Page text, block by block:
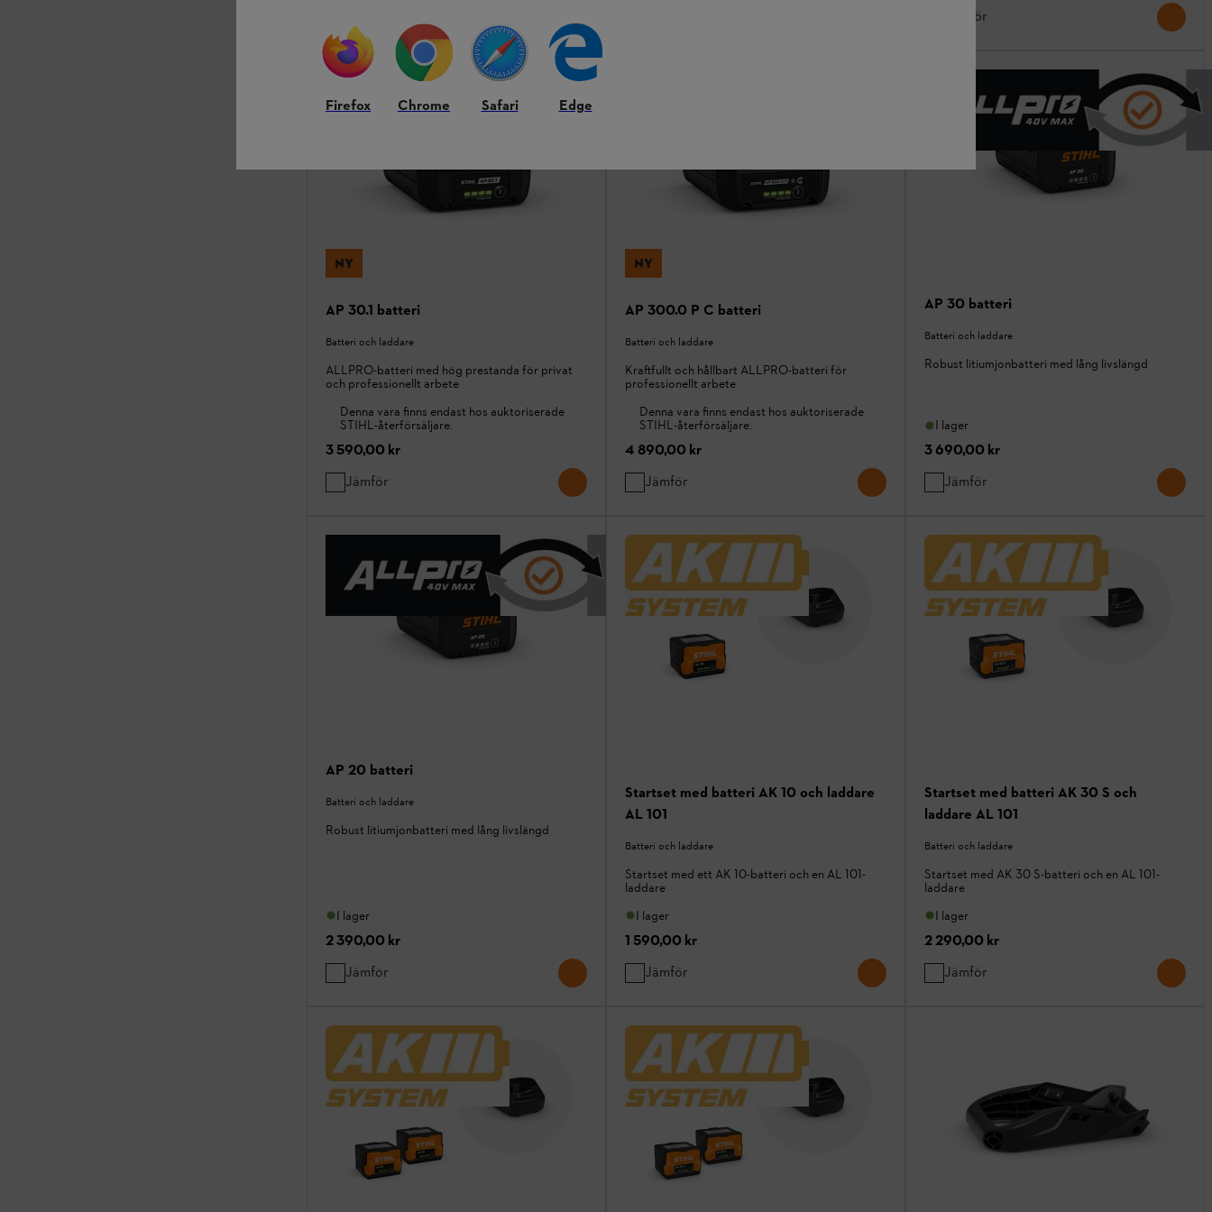
Jämför
NY
AP 30.1 batteri
Batteri och laddare
ALLPRO-batteri med hög prestanda för privat
och professionellt arbete
Denna vara finns endast hos auktoriserade
STIHL-återförsäljare.
3 590,00 kr
Jämför
NY
AP 300.0 P C batteri
Batteri och laddare
Kraftfullt och hållbart ALLPRO-batteri för
professionellt arbete
Denna vara finns endast hos auktoriserade
STIHL-återförsäljare.
4 890,00 kr
Jämför
AP 30 batteri
Batteri och laddare
Robust litiumjonbatteri med lång livslängd
I lager
3 690,00 kr
Jämför
AP 20 batteri
Batteri och laddare
Robust litiumjonbatteri med lång livslängd
I lager
2 390,00 kr
Jämför
Startset med batteri AK 10 och laddare
AL 101
Batteri och laddare
Startset med ett AK 10-batteri och en AL 101-
laddare
I lager
1 590,00 kr
Jämför
Startset med batteri AK 30 S och
laddare AL 101
Batteri och laddare
Startset med AK 30 S-batteri och en AL 101-
laddare
I lager
2 290,00 kr
Jämför
Firefox Chrome Safari Edge